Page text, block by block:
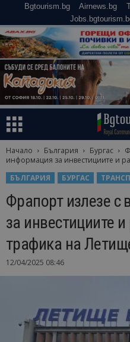
Bgtourism.bg Airnews.bg
Начало България Бургас
информация за инвестициите и
БЪЛГАРИЯ
БУРГАС
Фрапорт излезе
за инвестициите
трафика на
12/04/2025 08:46